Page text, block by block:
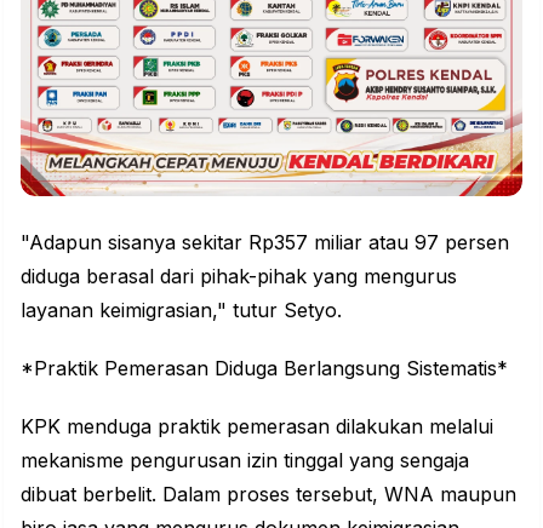
"Adapun sisanya sekitar Rp357 miliar atau 97 persen
diduga berasal dari pihak-pihak yang mengurus
layanan keimigrasian," tutur Setyo.
*Praktik Pemerasan Diduga Berlangsung Sistematis*
KPK menduga praktik pemerasan dilakukan melalui
mekanisme pengurusan izin tinggal yang sengaja
dibuat berbelit. Dalam proses tersebut, WNA maupun